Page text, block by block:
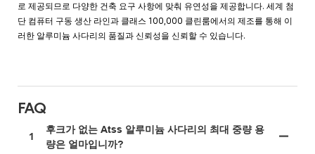
로 제공되므로 다양한 건축 요구 사항에 맞춰 유연성을 제공합니다. 세계 첨
단 컴퓨터 구동 생산 라인과 클래스 100,000 클린룸에서의 제조를 통해 이
러한 알루미늄 사다리의 품질과 신뢰성을 신뢰할 수 있습니다.
FAQ
1
후크가 없는 Atss 알루미늄 사다리의 최대 중량 용
량은 얼마입니까?